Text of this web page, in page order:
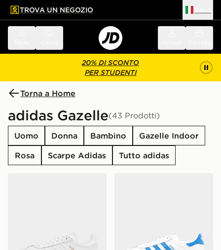
principale
a fondo pagina
TROVA UN NEGOZIO
20% DI SCONTO
PER STUDENTI
Torna a Home
adidas Gazelle(43 Prodotti)
Uomo Donna Bambino
Gazelle Indoor
Rosa
Scarpe Adidas Tutto adidas